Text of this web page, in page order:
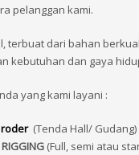
pelanggan kami.
terbuat dari bahan
kebutuhan dan gaya
yang kami layani :
(Tenda Hall/ Gudang)
(Full, semi atau